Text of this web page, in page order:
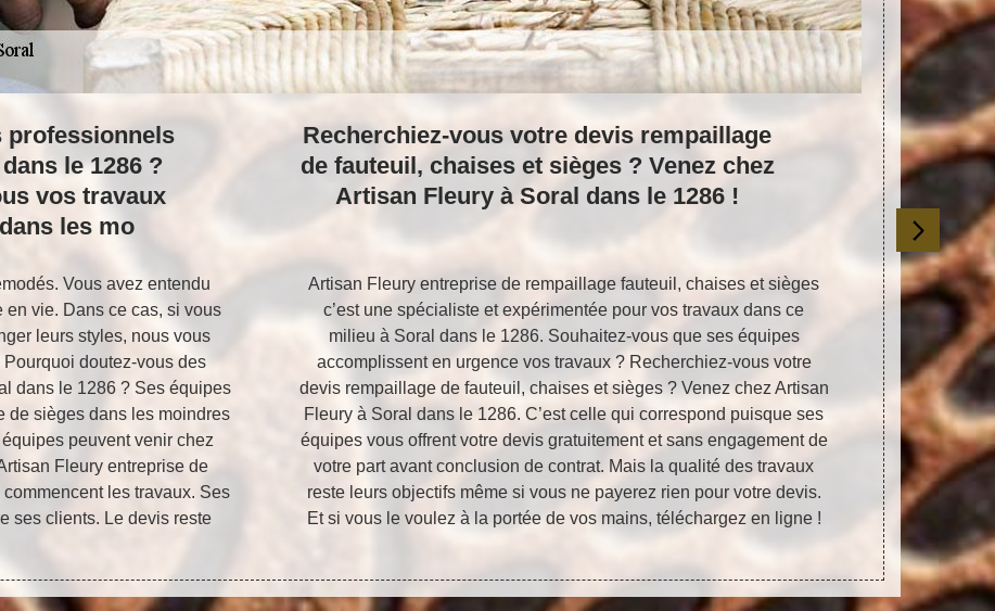
professionnels
le 1286 ?
vos travaux
les mo
Vous avez entendu
vie. Dans ce cas, si vous
leurs styles, nous vous
doutez-vous des
dans le 1286 ? Ses équipes
de sièges dans les moindres
peuvent venir chez
Fleury entreprise de
les travaux. Ses
ses clients. Le devis reste
Recherchiez-vous votre devis rempaillage
de fauteuil, chaises et sièges ? Venez chez
Artisan Fleury à Soral dans le 1286 !
Artisan Fleury entreprise de rempaillage fauteuil, chaises et sièges
c’est une spécialiste et expérimentée pour vos travaux dans ce
milieu à Soral dans le 1286. Souhaitez-vous que ses équipes
accomplissent en urgence vos travaux ? Recherchiez-vous votre
devis rempaillage de fauteuil, chaises et sièges ? Venez chez Artisan
Fleury à Soral dans le 1286. C’est celle qui correspond puisque ses
équipes vous offrent votre devis gratuitement et sans engagement de
votre part avant conclusion de contrat. Mais la qualité des travaux
reste leurs objectifs même si vous ne payerez rien pour votre devis.
Et si vous le voulez à la portée de vos mains, téléchargez en ligne !
Nous
Après de
fauteuil,
secrets
les
gardent son
de ces
vos